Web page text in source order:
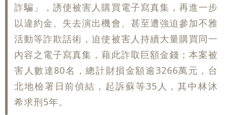
詐騙」，誘使被害人購買電子寫真集，再進一步
以違約金、失去演出機會、甚至遭強迫參加不雅
活動等詐欺話術，迫使被害人持續大量購買同一
內容之電子寫真集，藉此詐取巨額金錢；本案被
害人數達80名，總計財損金額逾3266萬元，台
北地檢署日前偵結，起訴蘇等35人，其中林沐
希求刑5年。